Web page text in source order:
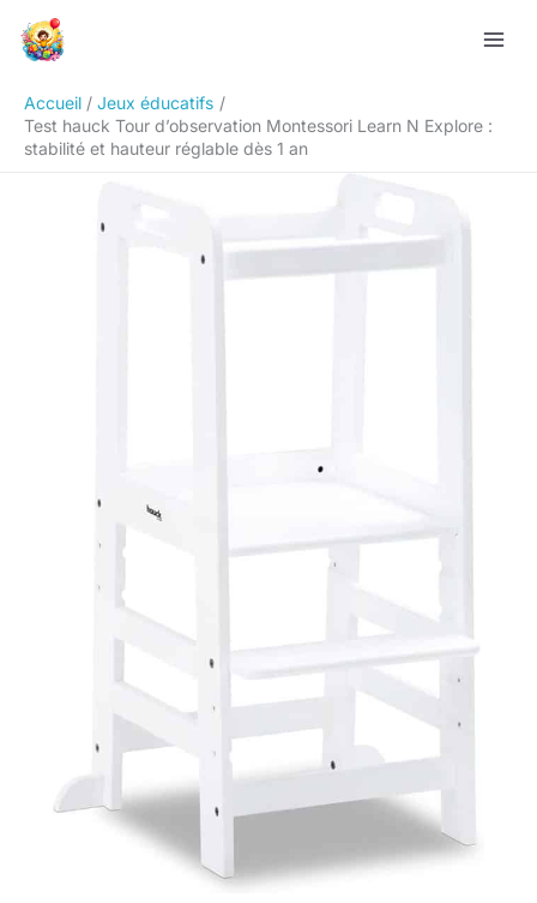
Accueil
Jeux éducatifs
Test hauck Tour d’observation Montessori Learn N Explore :
stabilité et hauteur réglable dès 1 an
Rechercher